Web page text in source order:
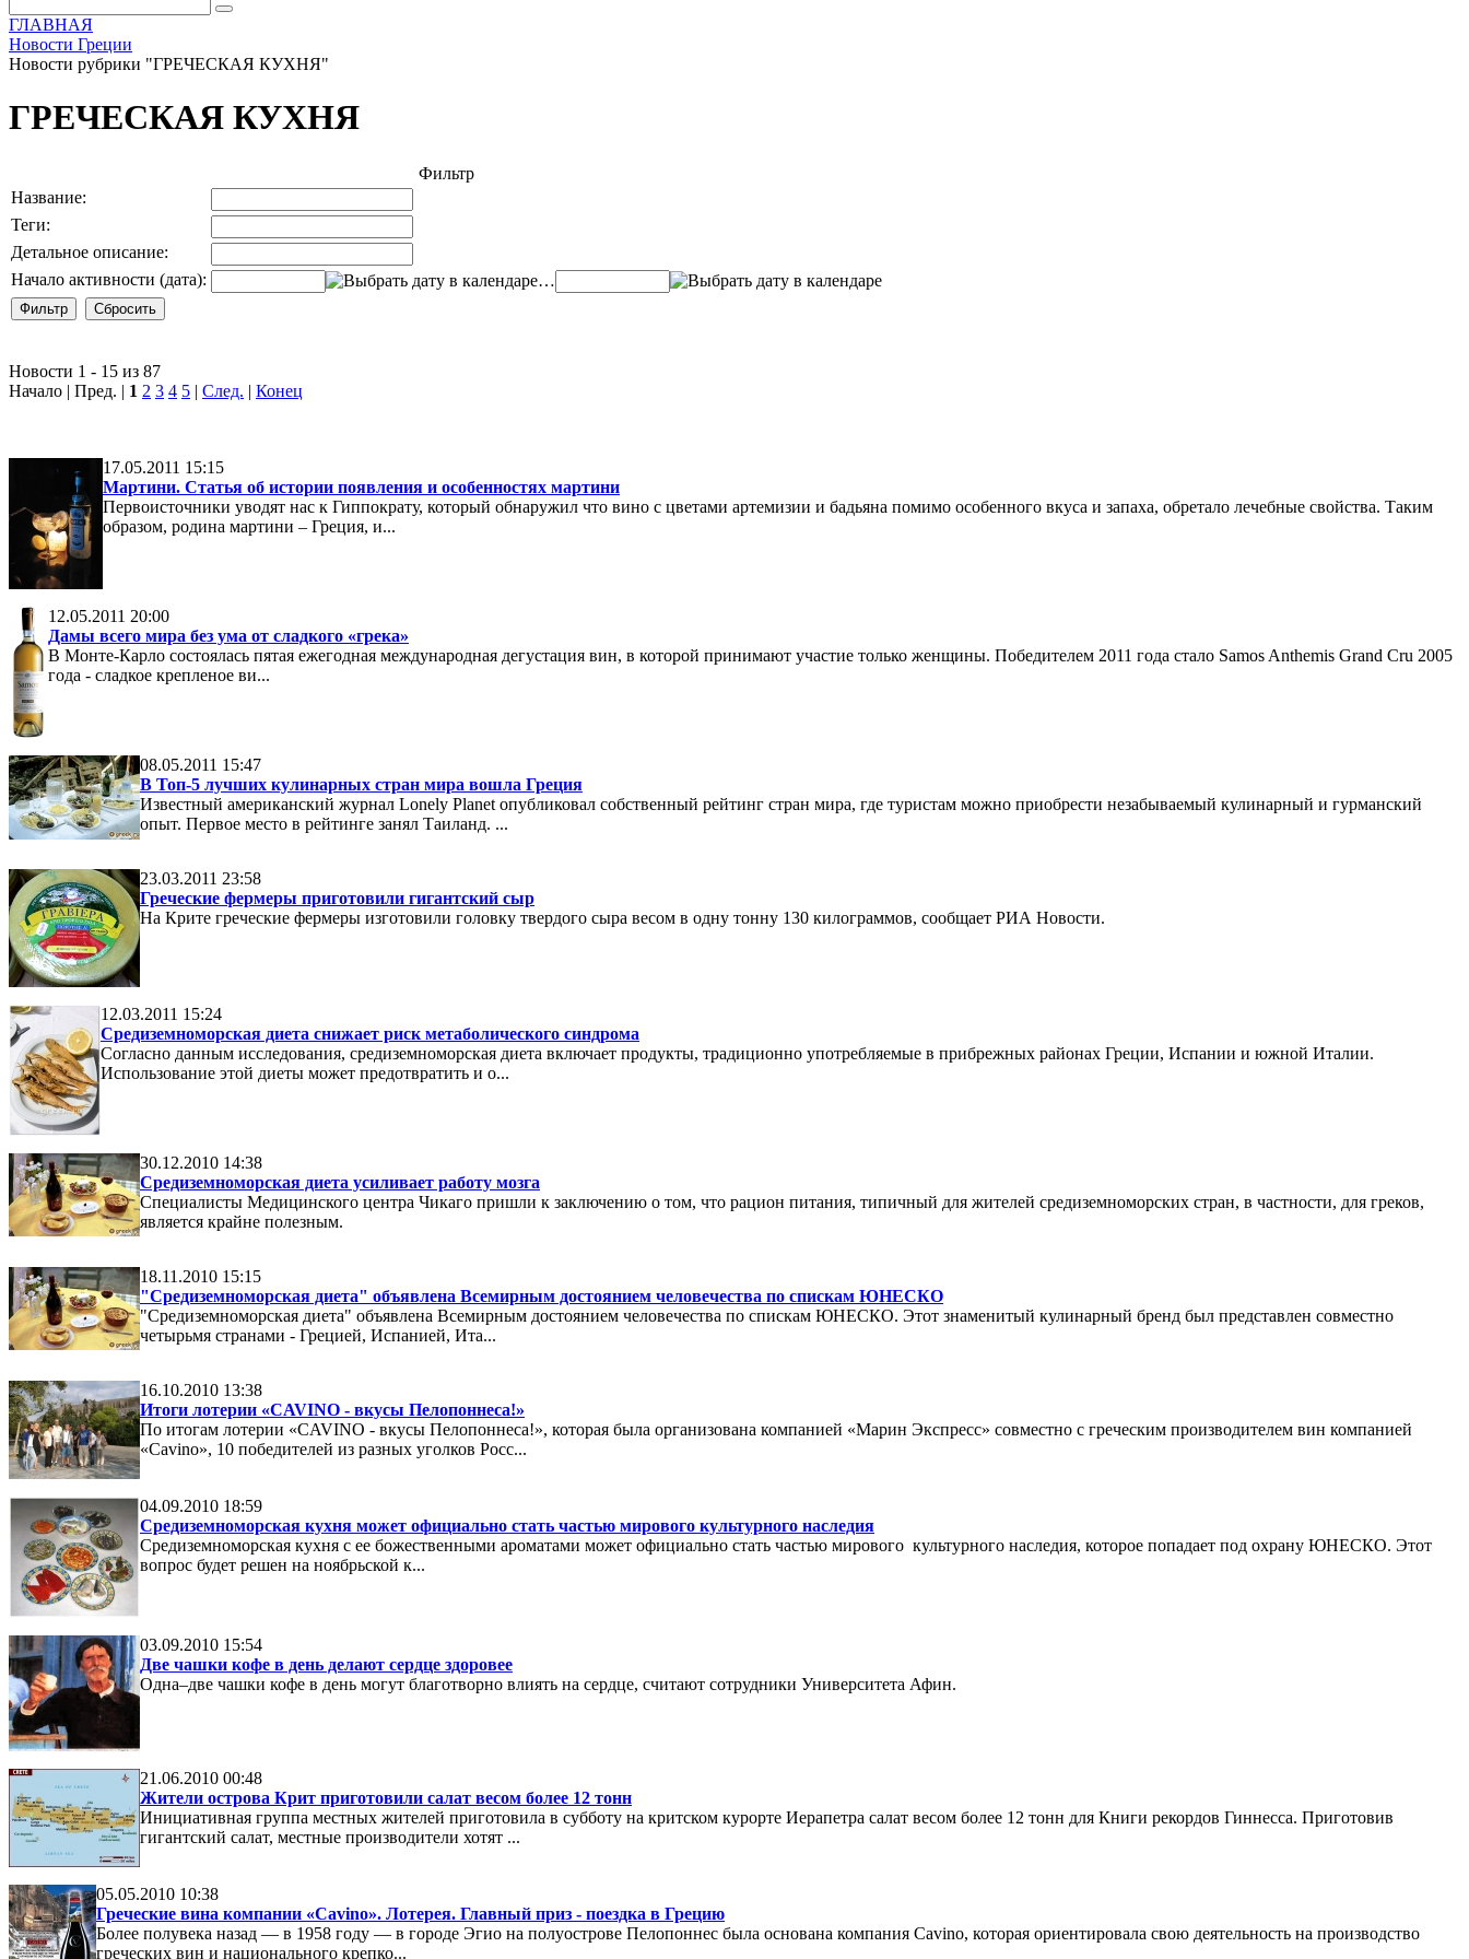
ГЛАВНАЯ
Новости Греции
Новости рубрики "ГРЕЧЕСКАЯ КУХНЯ"
ГРЕЧЕСКАЯ КУХНЯ
Фильтр
Название:
Теги:
Детальное описание:
Начало активности (дата):
…
Новости 1 - 15 из 87
Начало | Пред. | 1 2 3 4 5 | След. | Конец
17.05.2011 15:15
Мартини. Статья об истории появления и особенностях мартини
Первоисточники уводят нас к Гиппократу, который обнаружил что вино с цветами артемизии и бадьяна помимо особенного вкуса и запаха, обретало лечебные свойства. Таким
образом, родина мартини – Греция, и...
12.05.2011 20:00
Дамы всего мира без ума от сладкого «грека»
В Монте-Карло состоялась пятая ежегодная международная дегустация вин, в которой принимают участие только женщины. Победителем 2011 года стало Samos Anthemis Grand Cru 2005
года - сладкое крепленое ви...
08.05.2011 15:47
В Топ-5 лучших кулинарных стран мира вошла Греция
Известный американский журнал Lonely Planet опубликовал собственный рейтинг стран мира, где туристам можно приобрести незабываемый кулинарный и гурманский
опыт. Первое место в рейтинге занял Таиланд. ...
23.03.2011 23:58
Греческие фермеры приготовили гигантский сыр
На Крите греческие фермеры изготовили головку твердого сыра весом в одну тонну 130 килограммов, сообщает РИА Новости.
12.03.2011 15:24
Средиземноморская диета снижает риск метаболического синдрома
Согласно данным исследования, средиземноморская диета включает продукты, традиционно употребляемые в прибрежных районах Греции, Испании и южной Италии.
Использование этой диеты может предотвратить и о...
30.12.2010 14:38
Средиземноморская диета усиливает работу мозга
Специалисты Медицинского центра Чикаго пришли к заключению о том, что рацион питания, типичный для жителей средиземноморских стран, в частности, для греков,
является крайне полезным.
18.11.2010 15:15
"Средиземноморская диета" объявлена Всемирным достоянием человечества по спискам ЮНЕСКО
"Средиземноморская диета" объявлена Всемирным достоянием человечества по спискам ЮНЕСКО. Этот знаменитый кулинарный бренд был представлен совместно
четырьмя странами - Грецией, Испанией, Ита...
16.10.2010 13:38
Итоги лотерии «CAVINO - вкусы Пелопоннеса!»
По итогам лотерии «CAVINO - вкусы Пелопоннеса!», которая была организована компанией «Марин Экспресс» совместно с греческим производителем вин компанией
«Cavino», 10 победителей из разных уголков Росс...
04.09.2010 18:59
Средиземноморская кухня может официально стать частью мирового культурного наследия
Средиземноморская кухня с ее божественными ароматами может официально стать частью мирового культурного наследия, которое попадает под охрану ЮНЕСКО. Этот
вопрос будет решен на ноябрьской к...
03.09.2010 15:54
Две чашки кофе в день делают сердце здоровее
Одна–две чашки кофе в день могут благотворно влиять на сердце, считают сотрудники Университета Афин.
21.06.2010 00:48
Жители острова Крит приготовили салат весом более 12 тонн
Инициативная группа местных жителей приготовила в субботу на критском курорте Иерапетра салат весом более 12 тонн для Книги рекордов Гиннесса. Приготовив
гигантский салат, местные производители хотят ...
05.05.2010 10:38
Греческие вина компании «Cavino». Лотерея. Главный приз - поездка в Грецию
Более полувека назад — в 1958 году — в городе Эгио на полуострове Пелопоннес была основана компания Cavino, которая ориентировала свою деятельность на производство
греческих вин и национального крепко...